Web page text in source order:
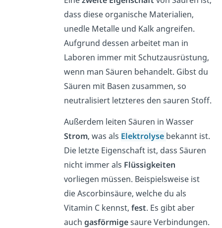
dass diese organische Materialien,
unedle Metalle und Kalk angreifen.
Aufgrund dessen arbeitet man in
Laboren immer mit Schutzausrüstung,
wenn man Säuren behandelt. Gibst du
Säuren mit Basen zusammen, so
neutralisiert letzteres den sauren Stoff.
Außerdem leiten Säuren in Wasser
Strom, was als Elektrolyse bekannt ist.
Die letzte Eigenschaft ist, dass Säuren
nicht immer als Flüssigkeiten
vorliegen müssen. Beispielsweise ist
die Ascorbinsäure, welche du als
Vitamin C kennst,fest. Es gibt aber
auchgasförmigesaure Verbindungen.